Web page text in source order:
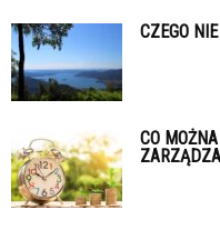
CZEGO
CO